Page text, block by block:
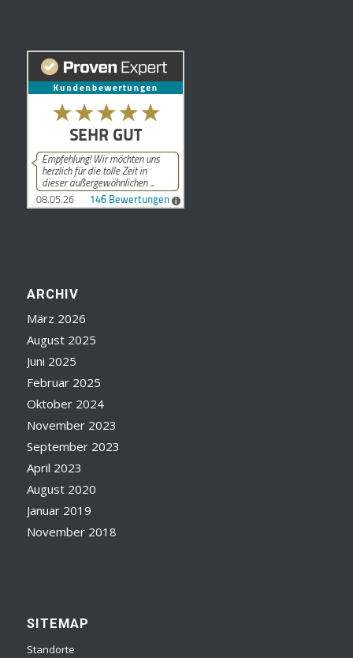
ARCHIV
März 2026
August 2025
Juni 2025
Februar 2025
Oktober 2024
November 2023
September 2023
April 2023
August 2020
Januar 2019
November 2018
SITEMAP
Standorte